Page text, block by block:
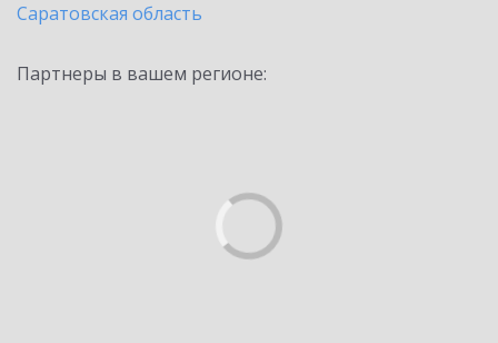
Саратовская область
Партнеры в вашем регионе: